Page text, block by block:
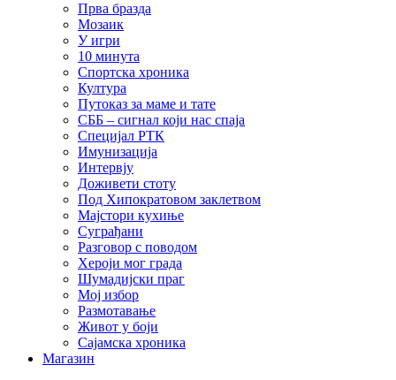
Прва бразда
Мозаик
У игри
10 минута
Спортска хроника
Култура
Путоказ за маме и тате
СББ – сигнал који нас спаја
Специјал РТК
Имунизација
Интервју
Доживети стоту
Под Хипократовом заклетвом
Мајстори кухиње
Суграђани
Разговор с поводом
Хероји мог града
Шумадијски праг
Мој избор
Размотавање
Живот у боји
Сајамска хроника
Магазин